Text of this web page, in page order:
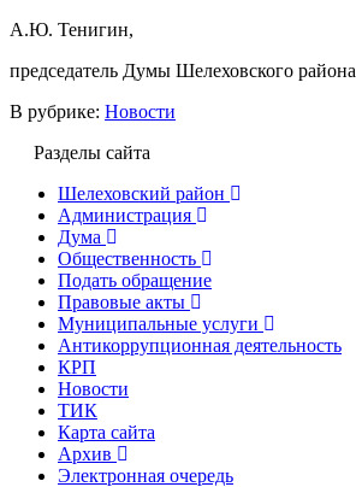
А.Ю. Тенигин,
председатель Думы Шелеховского района
В рубрике: Новости
Разделы сайта
Шелеховский район
Администрация
Дума
Общественность
Подать обращение
Правовые акты
Муниципальные услуги
Антикоррупционная деятельность
КРП
Новости
ТИК
Карта сайта
Архив
Электронная очередь